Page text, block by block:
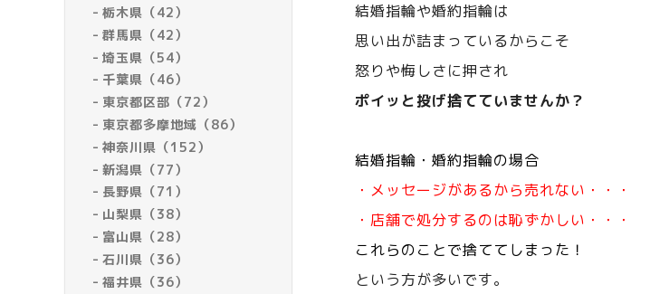
栃木県（42）
群馬県（42）
埼玉県（54）
千葉県（46）
東京都区部（72）
東京都多摩地域（86）
神奈川県（152）
新潟県（77）
長野県（71）
山梨県（38）
富山県（28）
石川県（36）
福井県（36）
結婚指輪や婚約指輪は
思い出が詰まっているからこそ
怒りや悔しさに押され
ポイッと投げ捨てていませんか？
結婚指輪・婚約指輪の場合
・メッセージがあるから売れない・・・
・店舗で処分するのは恥ずかしい・・・
これらのことで捨ててしまった！
という方が多いです。